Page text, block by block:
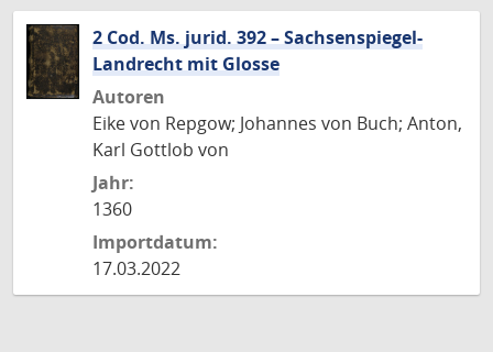
2 Cod. Ms. jurid. 392 – Sachsenspiegel-
Landrecht mit Glosse
Autoren
Eike von Repgow; Johannes von Buch; Anton,
Karl Gottlob von
Jahr:
1360
Importdatum:
17.03.2022